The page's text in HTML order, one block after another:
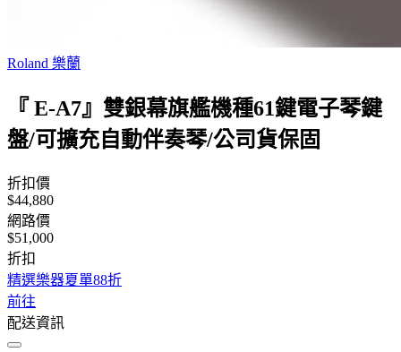
Roland 樂蘭
『 E-A7』雙銀幕旗艦機種61鍵電子琴鍵
盤/可擴充自動伴奏琴/公司貨保固
折扣價
$44,880
網路價
$51,000
折扣
精選樂器夏單88折
前往
配送資訊